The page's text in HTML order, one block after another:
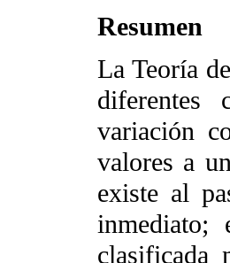
Resumen
La Teoría
diferentes
variación
valores a
existe al
inmediato;
clasificada